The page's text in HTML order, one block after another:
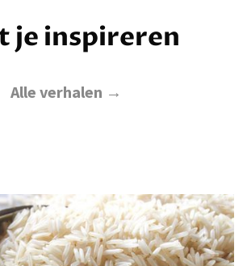
je inspireren
Alle verhalen →